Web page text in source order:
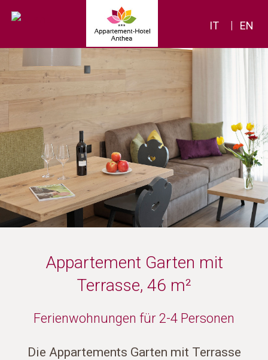
IT | EN
Appartement Garten mit
Terrasse, 46 m²
Ferienwohnungen für 2-4 Personen
Die Appartements Garten mit Terrasse